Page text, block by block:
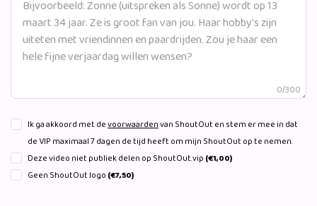
0/300
Ik ga akkoord met devoorwaardenvan ShoutOut en stem er mee in dat
de VIP maximaal 7 dagen de tijd heeft om mijn ShoutOut op te nemen.
Deze video niet publiek delen op ShoutOut.vip (€1,00)
Geen ShoutOut logo (€7,50)